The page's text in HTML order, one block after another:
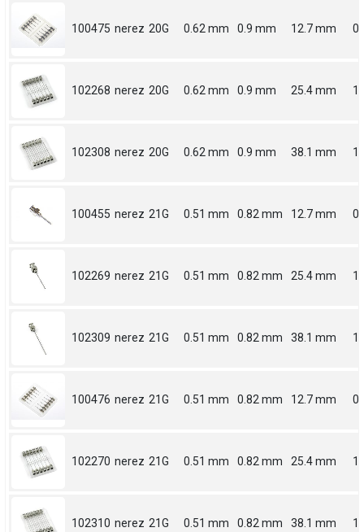
100475 nerez 20G 0.62 mm 0.9 mm 12.7 mm
102268 nerez 20G 0.62 mm 0.9 mm 25.4 mm 1
102308 nerez 20G 0.62 mm 0.9 mm 38.1 mm
100455 nerez 21G 0.51 mm 0.82 mm 12.7 mm
102269 nerez 21G 0.51 mm 0.82 mm 25.4 mm 1
102309 nerez 21G 0.51 mm 0.82 mm 38.1 mm
100476 nerez 21G 0.51 mm 0.82 mm 12.7 mm
102270 nerez 21G 0.51 mm 0.82 mm 25.4 mm 1
102310 nerez 21G 0.51 mm 0.82 mm 38.1 mm